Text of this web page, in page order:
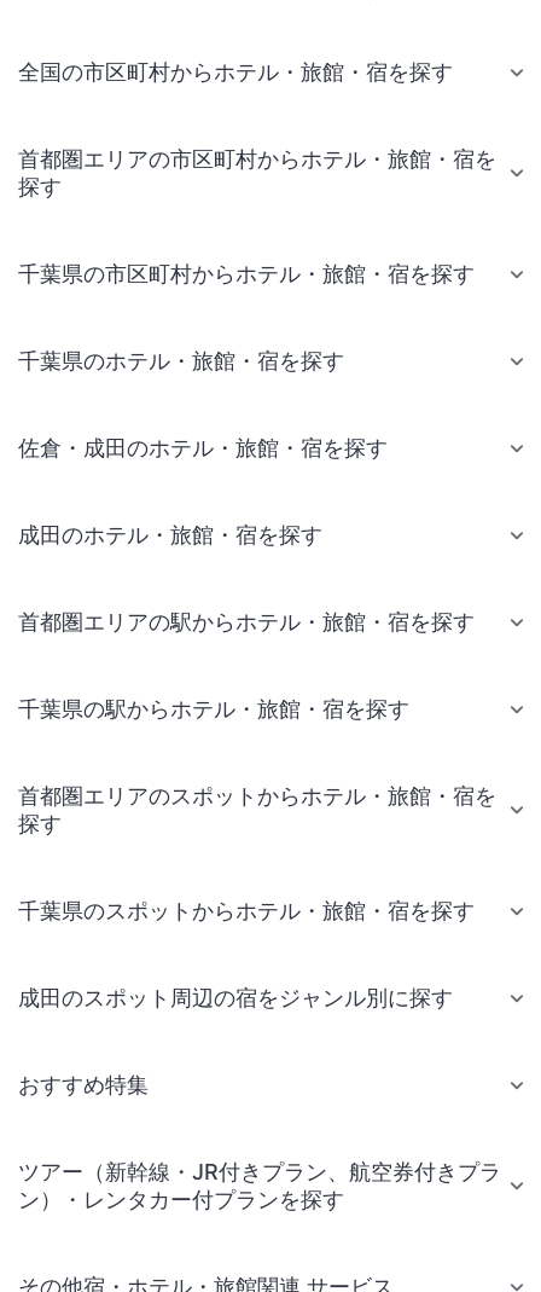
全国の市区町村からホテル・旅館・宿を探す
首都圏エリアの市区町村からホテル・旅館・宿を
探す
千葉県の市区町村からホテル・旅館・宿を探す
千葉県のホテル・旅館・宿を探す
佐倉・成田のホテル・旅館・宿を探す
成田のホテル・旅館・宿を探す
首都圏エリアの駅からホテル・旅館・宿を探す
千葉県の駅からホテル・旅館・宿を探す
首都圏エリアのスポットからホテル・旅館・宿を
探す
千葉県のスポットからホテル・旅館・宿を探す
成田のスポット周辺の宿をジャンル別に探す
おすすめ特集
ツアー（新幹線・JR付きプラン、航空券付きプラ
ン）・レンタカー付プランを探す